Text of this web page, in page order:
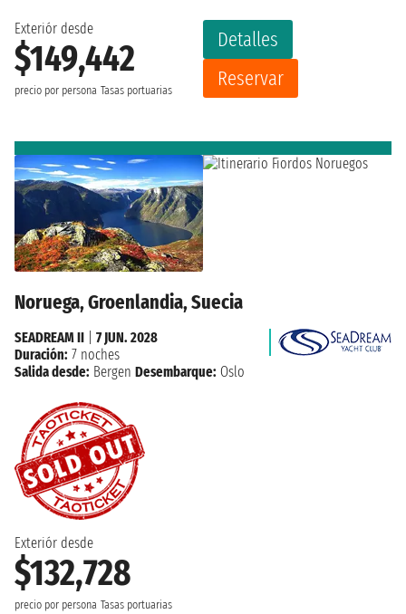
Exteriór desde
$149,442
precio por persona Tasas portuarias
Detalles
Reservar
Noruega, Groenlandia, Suecia
Exteriór desde
$132,728
precio por persona Tasas portuarias
SEADREAM II
7 JUN. 2028
Duración: 7 noches
Salida desde: Bergen Desembarque: Oslo